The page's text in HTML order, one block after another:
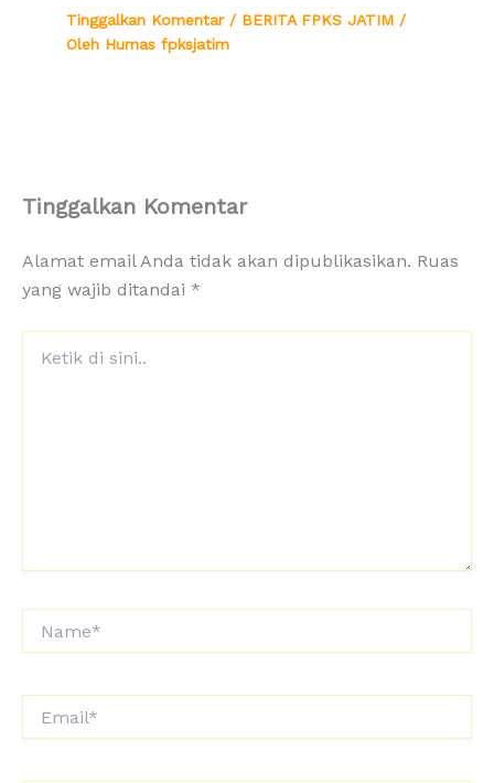
Tinggalkan Komentar / BERITA FPKS JATIM /
Oleh Humas fpksjatim
Tinggalkan Komentar
Alamat email Anda tidak akan dipublikasikan. Ruas
yang wajib ditandai *